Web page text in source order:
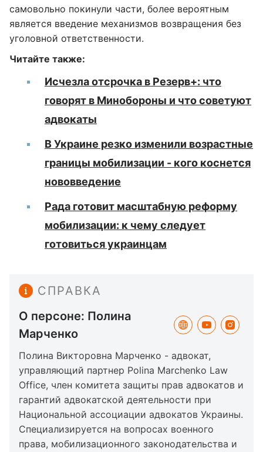
самовольно покинули части, более вероятным
является введение механизмов возвращения без
уголовной ответственности.
Читайте также:
Исчезла отсрочка в Резерв+: что
говорят в Минобороны и что советуют
адвокаты
В Украине резко изменили возрастные
границы мобилизации - кого коснется
нововведение
Рада готовит масштабную реформу
мобилизации: к чему следует
готовиться украинцам
СПРАВКА
О персоне: Полина
Марченко
Полина Викторовна Марченко - адвокат,
управляющий партнер Polina Marchenko Law
Office, член комитета защиты прав адвокатов и
гарантий адвокатской деятельности при
Национальной ассоциации адвокатов Украины.
Специализируется на вопросах военного
права, мобилизационного законодательства и